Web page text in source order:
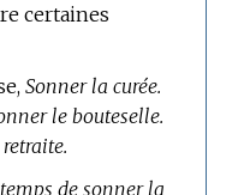
certaines
Sonner la curée.
le bouteselle.
de sonner la